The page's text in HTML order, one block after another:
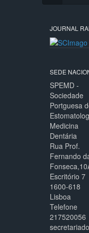
JOURNAL
SEDE
SPEMD -
Sociedade
Portguesa
Medicina
Dentária
Rua Prof.
Fernando
Escritório 7
1600-618
Lisboa
Telefone
217520056